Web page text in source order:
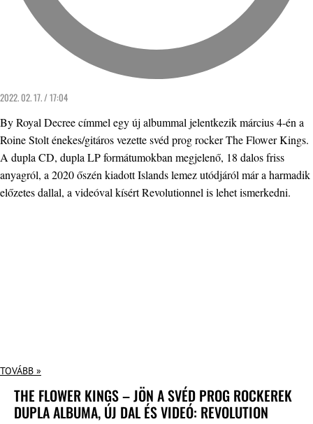
2022. 02. 17. / 17:04
By Royal Decree címmel egy új albummal jelentkezik március 4-én a
Roine Stolt énekes/gitáros vezette svéd prog rocker The Flower Kings.
A dupla CD, dupla LP formátumokban megjelenő, 18 dalos friss
anyagról, a 2020 őszén kiadott Islands lemez utódjáról már a harmadik
előzetes dallal, a videóval kísért Revolutionnel is lehet ismerkedni.
TOVÁBB »
THE FLOWER KINGS – JÖN A SVÉD PROG ROCKEREK
DUPLA ALBUMA, ÚJ DAL ÉS VIDEÓ: REVOLUTION